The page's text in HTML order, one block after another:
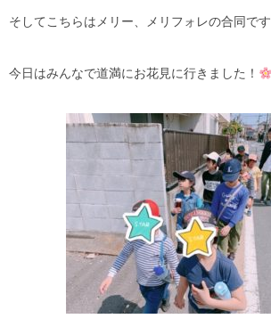
そしてこちらはメリー、メリフォレの合同です
今日はみんなで道満にお花見に行きました！